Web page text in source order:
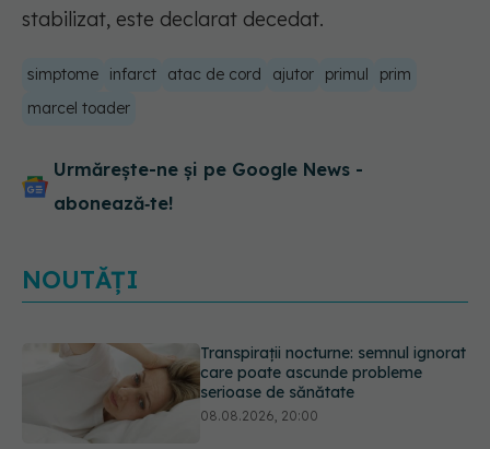
stabilizat, este declarat decedat.
simptome infarct atac de cord ajutor primul
prim
marcel toader
Urmărește-ne și pe Google News -
abonează‑te!
NOUTĂȚI
Ce poți mânca și ce trebuie să eviți
dacă ai gastrită: exemplu de meniu
care reduce inflamația stomacului
08.08.2026, 19:00